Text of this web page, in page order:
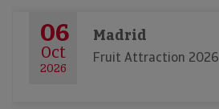
06
Oct
2026
Madrid
Fruit Attraction 2026